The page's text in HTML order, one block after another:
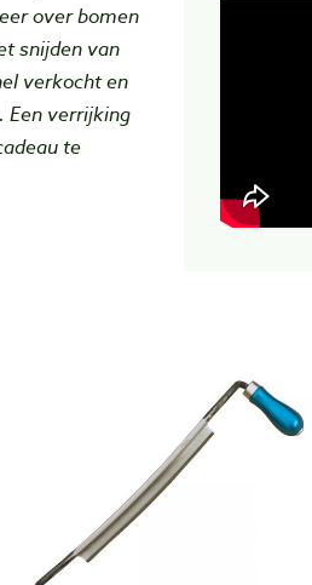
over bomen
snijden van
verkocht en
Een verrijking
te